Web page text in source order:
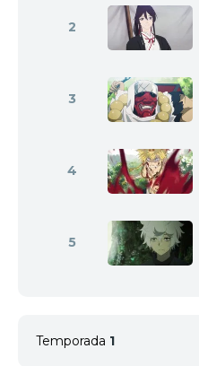
2
3
4
5
Temporada 1